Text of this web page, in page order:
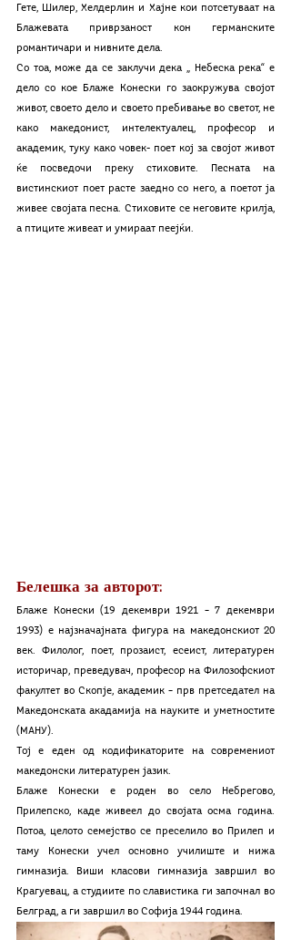
Гете, Шилер, Хелдерлин и Хајне кои потсетуваат на
Блажевата приврзаност кон германските
романтичари и нивните дела.
Со тоа, може да се заклучи дека „ Небеска река“ е
дело со кое Блаже Конески го заокружува својот
живот, своето дело и своето пребивање во светот, не
како македонист, интелектуалец, професор и
академик, туку како човек- поет кој за својот живот
ќе посведочи преку стиховите. Песната на
вистинскиот поет расте заедно со него, а поетот ја
живее својата песна. Стиховите се неговите крилја,
а птиците живеат и умираат пеејќи.
Белешка за авторот:
Блаже Конески (19 декември 1921 – 7 декември
1993) е најзначајната фигура на македонскиот 20
век. Филолог, поет, прозаист, есеист, литературен
историчар, преведувач, професор на Филозофскиот
факултет во Скопје, академик – прв претседател на
Македонската акадамија на науките и уметностите
(МАНУ).
Тој е еден од кодификаторите на современиот
македонски литературен јазик.
Блаже Конески е роден во село Небрегово,
Прилепско, каде живеел до својата осма година.
Потоа, целото семејство се преселило во Прилеп и
таму Конески учел основно училиште и нижа
гимназија. Виши класови гимназија завршил во
Крагуевац, а студиите по славистика ги започнал во
Белград, а ги завршил во Софија 1944 година.